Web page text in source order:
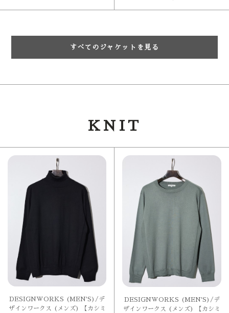
すべてのジャケットを見る
KNIT
DESIGNWORKS (MEN'S)/デ
ザインワークス (メンズ) 【カシミ
DESIGNWORKS (MEN'S)/デ
ザインワークス (メンズ) 【カシミ